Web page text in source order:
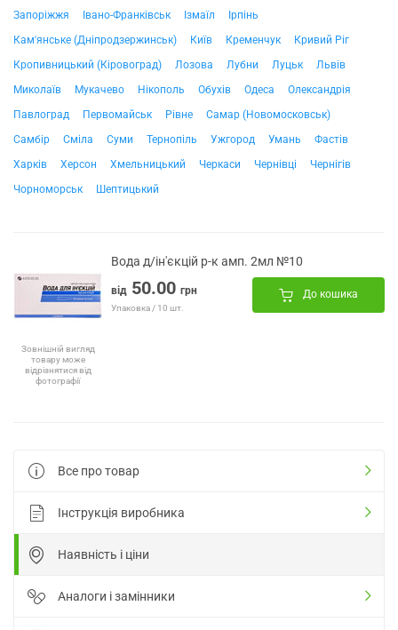
Запоріжжя
Івано-Франківськ Ізмаїл
Ірпінь
Кам'янське (Дніпродзержинськ)
Київ Кременчук
Кривий Ріг
Кропивницький (Кіровоград)
Лозова Лубни Луцьк
Львів
Миколаїв
Мукачево Нікополь Обухів Одеса
Олександрія
Павлоград
Первомайськ Рівне
Самар (Новомосковськ)
Самбір
Сміла Суми Тернопіль Ужгород Умань
Фастів
Харків
Херсон Хмельницький Черкаси Чернівці
Чернігів
Чорноморськ
Шептицький
Зовнішній вигляд
товару може
відрізнятися від
фотографії
Вода д/ін'єкцій р-к амп. 2мл №10
від 50.00 грн
Упаковка / 10 шт.
До кошика
Все про товар
Інструкція виробника
Наявність і ціни
Аналоги і замінники